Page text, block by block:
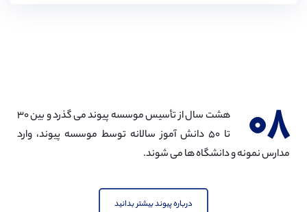
۰۸
هشت سال از تأسیس موسسه پیوند می گذرد و بین ۳۰
تا ۵۰ دانش آموز سالانه توسط موسسه پیوند، وارد
مدارس نمونه و دانشگاه ها می شوند.
درباره پیوند بیشتر بدانید